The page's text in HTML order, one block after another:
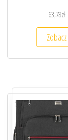
63,78zł
Zobacz